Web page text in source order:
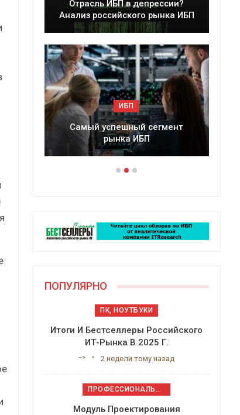
в депрессии?
рынка ИБП
сегмент
Краткий
сборник от…
ИБП
Подкосят ли глобальные
российский рынок
ПОПУЛЯРНО
ПК, НОУТБУКИ
Итоги И Бестселлеры Российского
ИТ-Рынка В 2025 Г.
--> 2 недели тому назад
ПРОФЕССИОНАЛЬНОЕ ПРИКЛАДНОЕ ПО
Модуль Проектирования